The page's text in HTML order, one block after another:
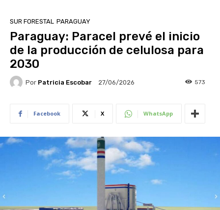
SUR FORESTAL PARAGUAY
Paraguay: Paracel prevé el inicio
de la producción de celulosa para
2030
Por Patricia Escobar 27/06/2026 573
Facebook X WhatsApp